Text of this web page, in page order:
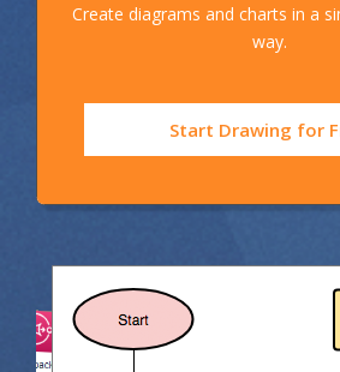
Create diagrams and charts in a
way.
Start Drawing for